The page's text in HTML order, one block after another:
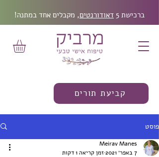
ברכישת 5 דאודורנטים, מקבלים אחד במתנה!
קביעת תורים
פוסט
Meirav Manes
7 באפר׳ 2021
זמן קריאה 1 דקות